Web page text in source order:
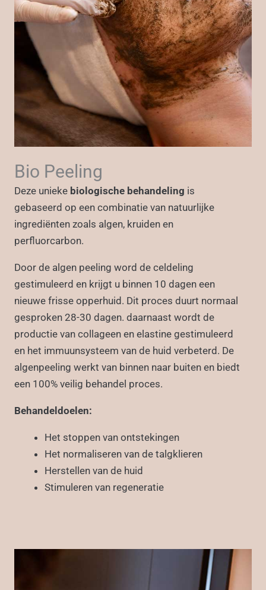
Bio Peeling
Deze unieke biologische behandeling is
gebaseerd op een combinatie van natuurlijke
ingrediënten zoals algen, kruiden en
perfluorcarbon.
Door de algen peeling word de celdeling
gestimuleerd en krijgt u binnen 10 dagen een
nieuwe frisse opperhuid. Dit proces duurt normaal
gesproken 28-30 dagen. daarnaast wordt de
productie van collageen en elastine gestimuleerd
en het immuunsysteem van de huid verbeterd. De
algenpeeling werkt van binnen naar buiten en biedt
een 100% veilig behandel proces.
Behandeldoelen:
Het stoppen van ontstekingen
Het normaliseren van de talgklieren
Herstellen van de huid
Stimuleren van regeneratie